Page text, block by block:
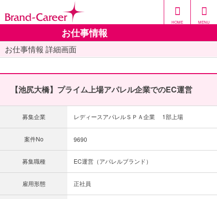
HOME MENU
お仕事情報
お仕事情報 詳細画面
【池尻大橋】プライム上場アパレル企業でのEC運営
募集企業 レディースアパレルＳＰＡ企業 1部上場
案件No 9690
募集職種 EC運営（アパレルブランド）
雇用形態 正社員